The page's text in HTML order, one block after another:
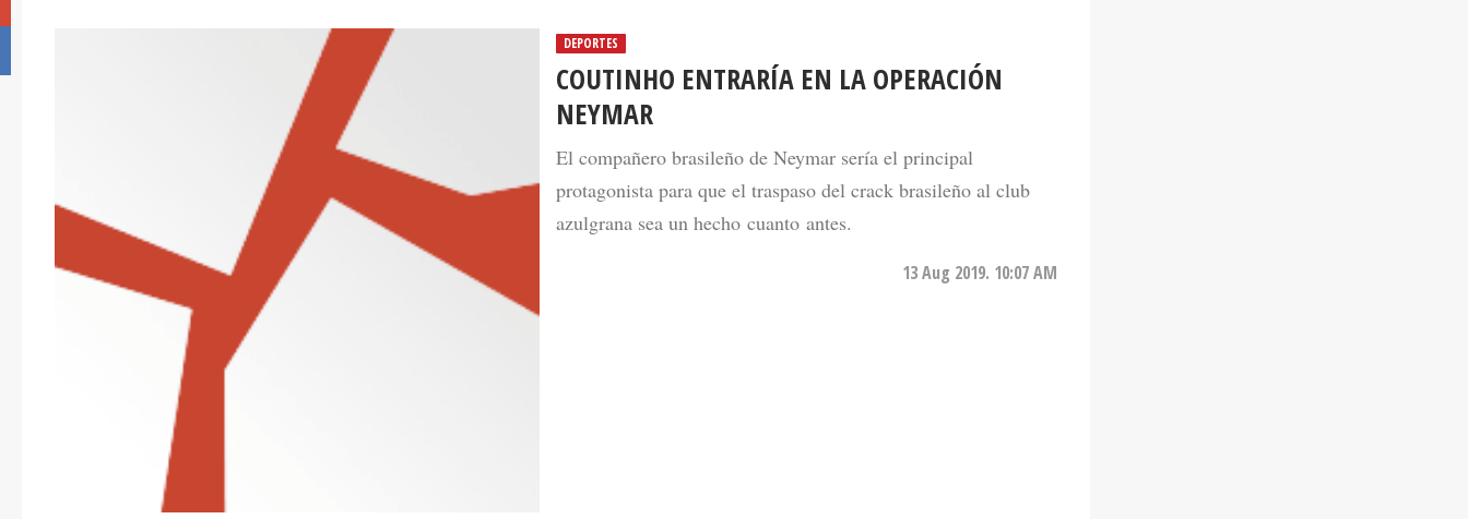
DEPORTES
COUTINHO ENTRARÍA EN LA OPERACIÓN
NEYMAR
El compañero brasileño de Neymar sería el principal
protagonista para que el traspaso del crack brasileño al club
azulgrana sea un hecho cuanto antes.
13 Aug 2019. 10:07 AM